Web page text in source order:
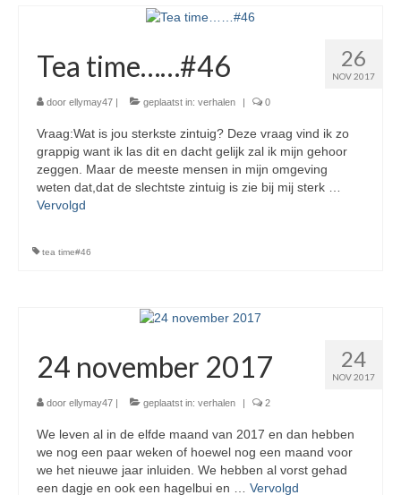
26
NOV 2017
Tea time……#46
door ellymay47 | geplaatst in: verhalen | 0
Vraag:Wat is jou sterkste zintuig? Deze vraag vind ik zo
grappig want ik las dit en dacht gelijk zal ik mijn gehoor
zeggen. Maar de meeste mensen in mijn omgeving
weten dat,dat de slechtste zintuig is zie bij mij sterk …
Vervolgd
tea time#46
24
NOV 2017
24 november 2017
door ellymay47 | geplaatst in: verhalen | 2
We leven al in de elfde maand van 2017 en dan hebben
we nog een paar weken of hoewel nog een maand voor
we het nieuwe jaar inluiden. We hebben al vorst gehad
een dagje en ook een hagelbui en … Vervolgd